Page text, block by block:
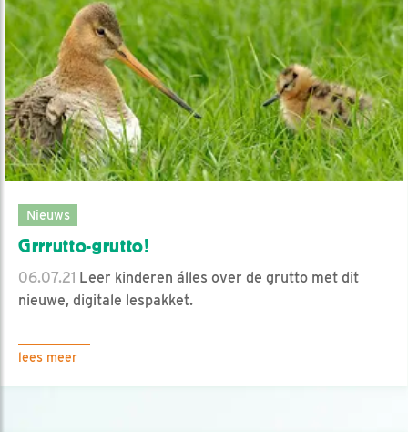
Nieuws
Grrrutto-grutto!
06.07.21 Leer kinderen álles over de grutto met dit
nieuwe, digitale lespakket.
lees meer